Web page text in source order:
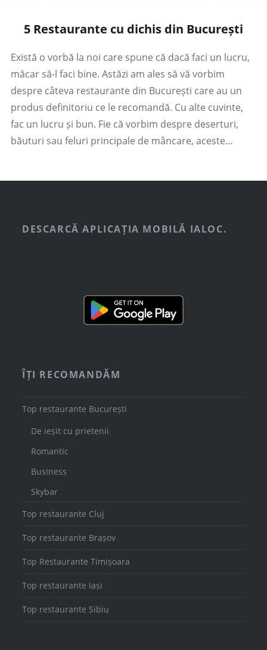
5 Restaurante cu dichis din București
Există o vorbă la noi care spune că dacă faci un lucru,
măcar să-l faci bine. Astăzi am ales să vă vorbim
despre câteva restaurante din București care au un
produs definitoriu ce le recomandă. Cu alte cuvinte,
fac un lucru și bun. Fie că vorbim despre deserturi,
băuturi sau feluri principale de mâncare, aceste…
DESCARCĂ APLICAȚIA MOBILĂ IALOC.
ÎȚI RECOMANDĂM
Top restaurante București
De ieșit cu prietenii
Romantic
Business
Skybar
Top restaurante Cluj
Top restaurante Brașov
Top Restaurante Timișoara
Top restaurante Iași
Top restaurante Sibiu